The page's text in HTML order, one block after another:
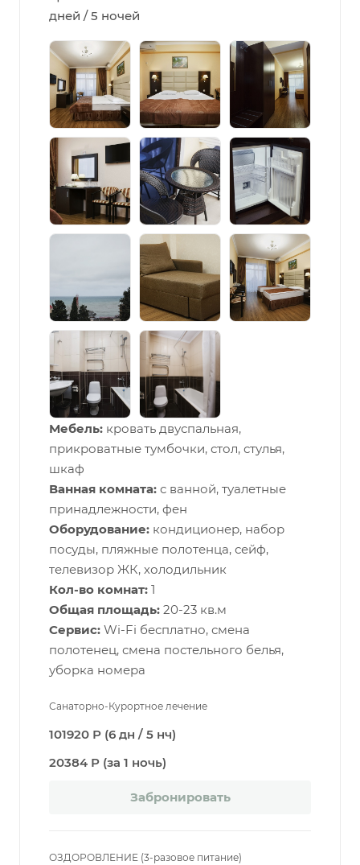
дней / 5 ночей
Мебель: кровать двуспальная,
прикроватные тумбочки, стол, стулья,
шкаф
Ванная комната: с ванной, туалетные
принадлежности, фен
Оборудование: кондиционер, набор
посуды, пляжные полотенца, сейф,
телевизор ЖК, холодильник
Кол-во комнат: 1
Общая площадь: 20-23 кв.м
Сервис: Wi-Fi бесплатно, смена
полотенец, смена постельного белья,
уборка номера
Санаторно-Курортное лечение
101920 Р (6 дн / 5 нч)
20384 Р (за 1 ночь)
Забронировать
ОЗДОРОВЛЕНИЕ (3-разовое питание)